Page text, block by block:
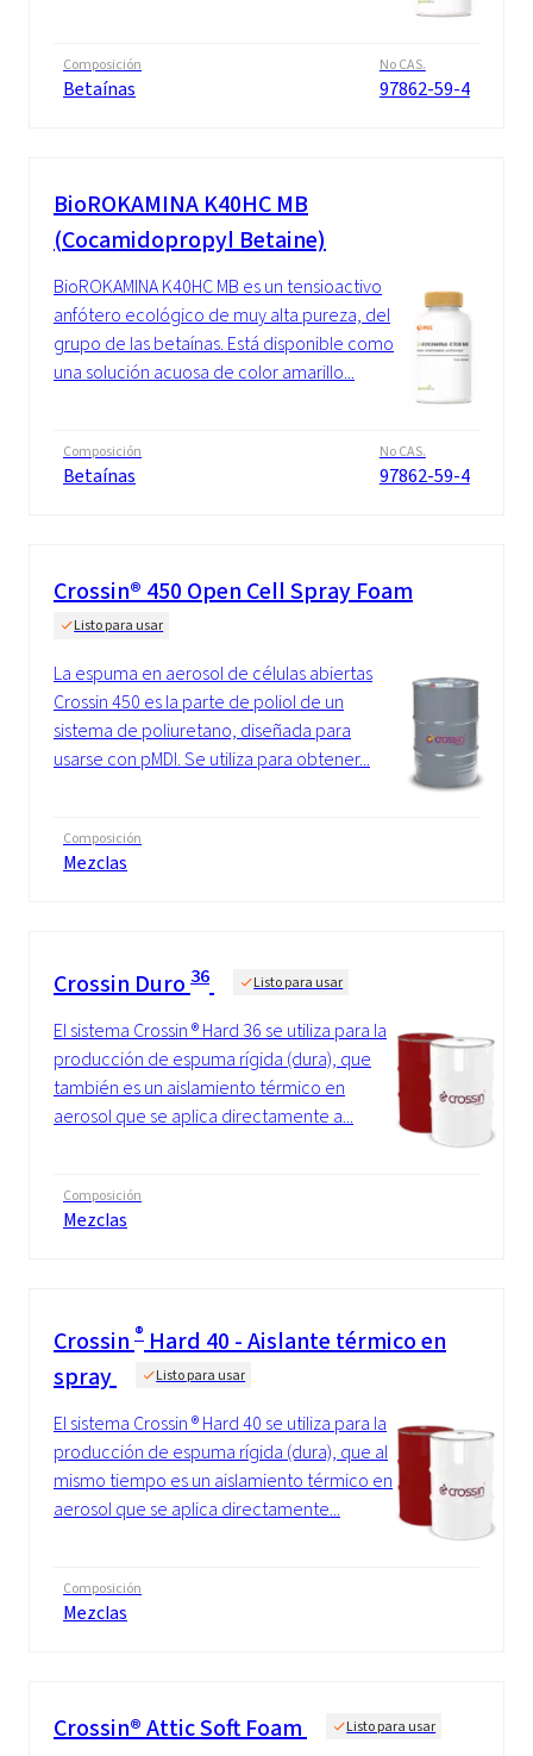
Composición
Betaínas
No CAS.
97862-59-4
BioROKAMINA K40HC MB
(Cocamidopropyl Betaine)
BioROKAMINA K40HC MB es un tensioactivo
anfótero ecológico de muy alta pureza, del
grupo de las betaínas. Está disponible como
una solución acuosa de color amarillo...
Composición
Betaínas
No CAS.
97862-59-4
Crossin® 450 Open Cell Spray Foam
Listo para usar
La espuma en aerosol de células abiertas
Crossin 450 es la parte de poliol de un
sistema de poliuretano, diseñada para
usarse con pMDI. Se utiliza para obtener...
Composición
Mezclas
Crossin Duro 36 Listo para usar
El sistema Crossin ® Hard 36 se utiliza para la
producción de espuma rígida (dura), que
también es un aislamiento térmico en
aerosol que se aplica directamente a...
Composición
Mezclas
Crossin ® Hard 40 - Aislante térmico en
spray
Listo para usar
El sistema Crossin ® Hard 40 se utiliza para la
producción de espuma rígida (dura), que al
mismo tiempo es un aislamiento térmico en
aerosol que se aplica directamente...
Composición
Mezclas
Crossin® Attic Soft Foam Listo para usar